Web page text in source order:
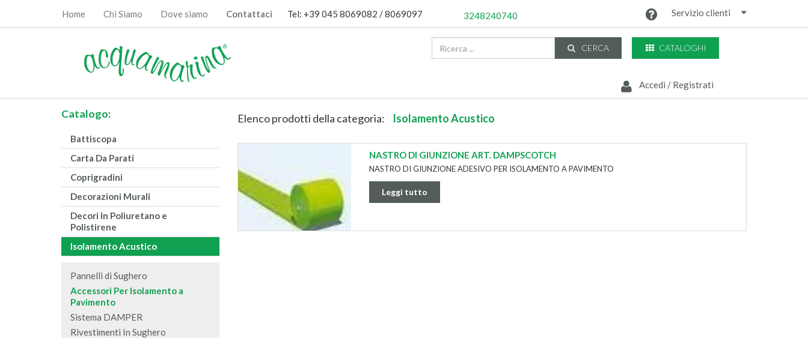
Home Chi Siamo Dove siamo Contattaci Tel: +39 045 8069082 / 8069097 3248240740 Servizio clienti
CERCA CATALOGHI
Accedi / Registrati
Catalogo:
Battiscopa
Carta Da Parati
Coprigradini
Decorazioni Murali
Decori In Poliuretano e
Polistirene
Isolamento Acustico
Pannelli di Sughero
Accessori Per Isolamento a
Pavimento
Sistema DAMPER
Rivestimenti In Sughero
Elenco prodotti della categoria: Isolamento Acustico
NASTRO DI GIUNZIONE ART. DAMPSCOTCH
NASTRO DI GIUNZIONE ADESIVO PER ISOLAMENTO A PAVIMENTO
Leggi tutto